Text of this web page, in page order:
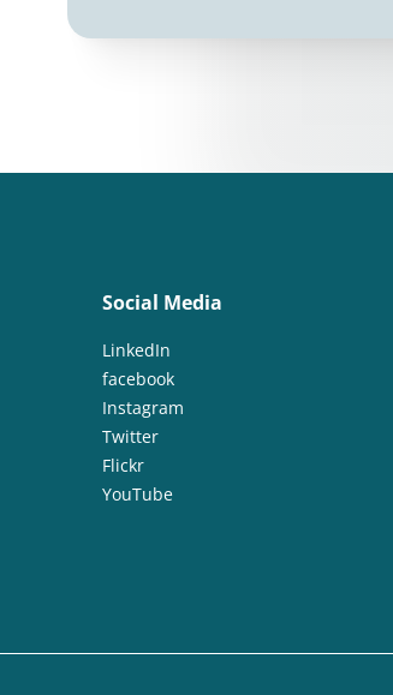
Social Media
LinkedIn
facebook
Instagram
Twitter
Flickr
YouTube